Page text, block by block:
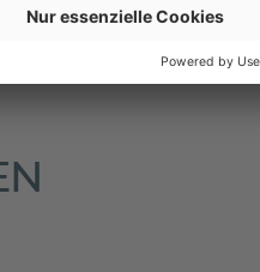
also dorthin